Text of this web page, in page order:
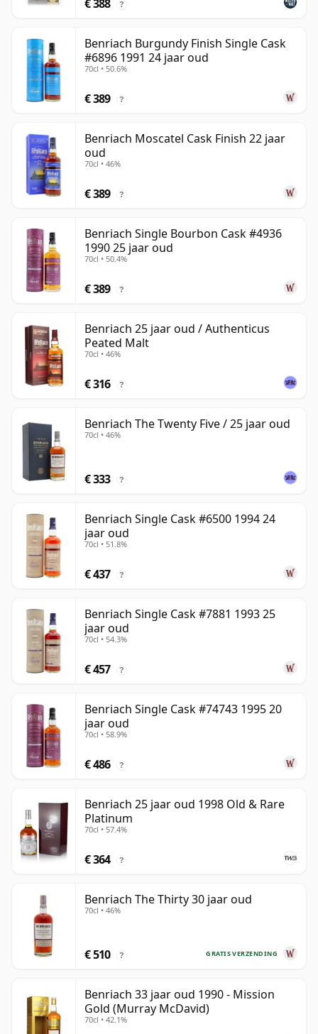
€ 388 ?
Benriach Burgundy Finish Single Cask
#6896 1991 24 jaar oud
70cl • 50.6%
€ 389 ?
Benriach Moscatel Cask Finish 22 jaar
oud
70cl • 46%
€ 389 ?
Benriach Single Bourbon Cask #4936
1990 25 jaar oud
70cl • 50.4%
€ 389 ?
Benriach 25 jaar oud / Authenticus
Peated Malt
70cl • 46%
€ 316 ?
Benriach The Twenty Five / 25 jaar oud
70cl • 46%
€ 333 ?
Benriach Single Cask #6500 1994 24
jaar oud
70cl • 51.8%
€ 437 ?
Benriach Single Cask #7881 1993 25
jaar oud
70cl • 54.3%
€ 457 ?
Benriach Single Cask #74743 1995 20
jaar oud
70cl • 58.9%
€ 486 ?
Benriach 25 jaar oud 1998 Old & Rare
Platinum
70cl • 57.4%
€ 364 ?
Benriach The Thirty 30 jaar oud
70cl • 46%
GRATIS VERZENDING
€ 510 ?
Benriach 33 jaar oud 1990 - Mission
Gold (Murray McDavid)
70cl • 42.1%